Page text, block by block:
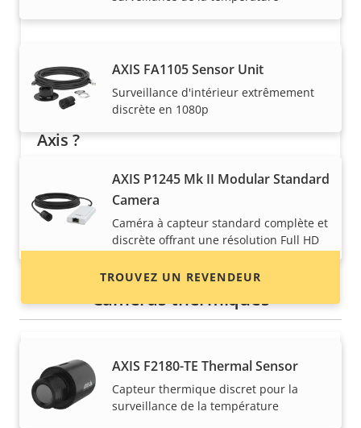
AXIS FA1105 Sensor Unit
Surveillance d'intérieur extrêmement
discrète en 1080p
AXIS P1245 Mk II Modular Standard
Camera
Caméra à capteur standard complète et
discrète offrant une résolution Full HD
Caméras thermiques
AXIS F2180-TE Thermal Sensor
Capteur thermique discret pour la
surveillance de la température
Vous voulez acheter des produits
Axis ?
Trouvez des revendeurs, des intégrateurs
système et des installateurs de produits et de
systèmes Axis.
TROUVEZ UN REVENDEUR